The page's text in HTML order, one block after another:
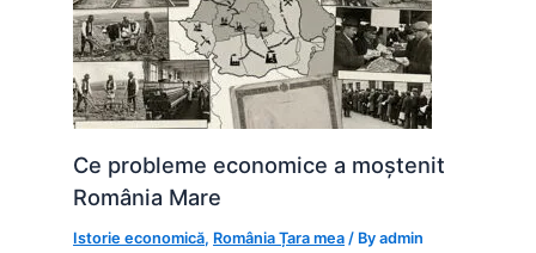
Ce probleme economice a moștenit
România Mare
Istorie economică, România Țara mea / Byadmin